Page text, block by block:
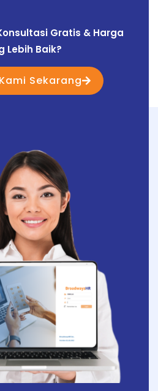
Gratis & Harga
Lebih Baik?
Sekarang